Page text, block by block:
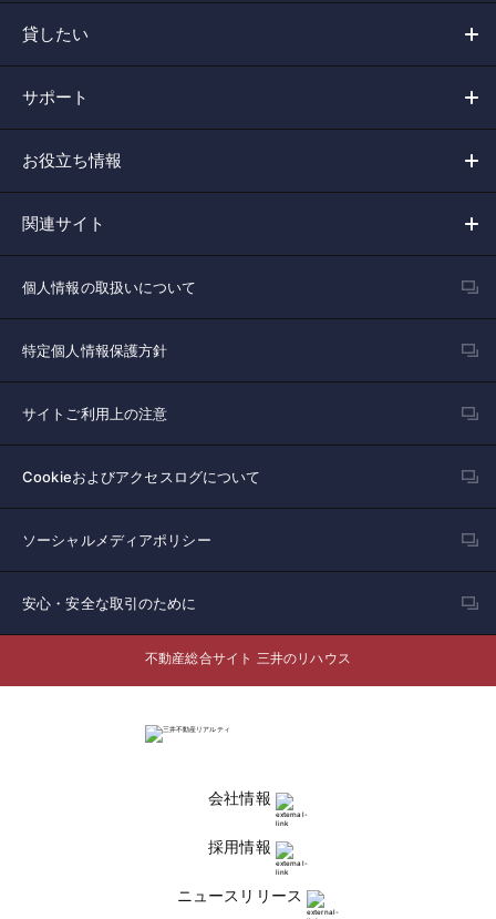
貸したい
サポート
お役立ち情報
関連サイト
個人情報の取扱いについて
特定個人情報保護方針
サイトご利用上の注意
Cookieおよびアクセスログについて
ソーシャルメディアポリシー
安心・安全な取引のために
不動産総合サイト 三井のリハウス
会社情報
採用情報
ニュースリリース